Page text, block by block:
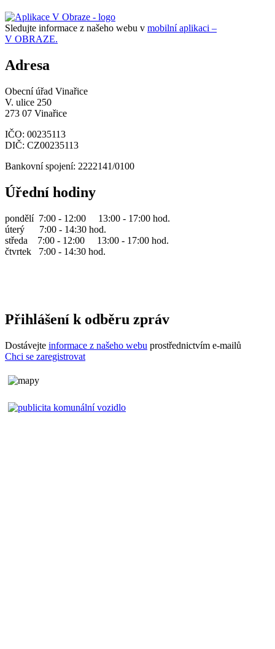
Sledujte informace z našeho webu v mobilní aplikaci –
V OBRAZE.
Adresa
Obecní úřad Vinařice
V. ulice 250
273 07 Vinařice
IČO: 00235113
DIČ: CZ00235113
Bankovní spojení: 2222141/0100
Úřední hodiny
pondělí 7:00 - 12:00 13:00 - 17:00 hod.
úterý 7:00 - 14:30 hod.
středa 7:00 - 12:00 13:00 - 17:00 hod.
čtvrtek 7:00 - 14:30 hod.
Přihlášení k odběru zpráv
Dostávejte informace z našeho webu prostřednictvím e-mailů
Chci se zaregistrovat